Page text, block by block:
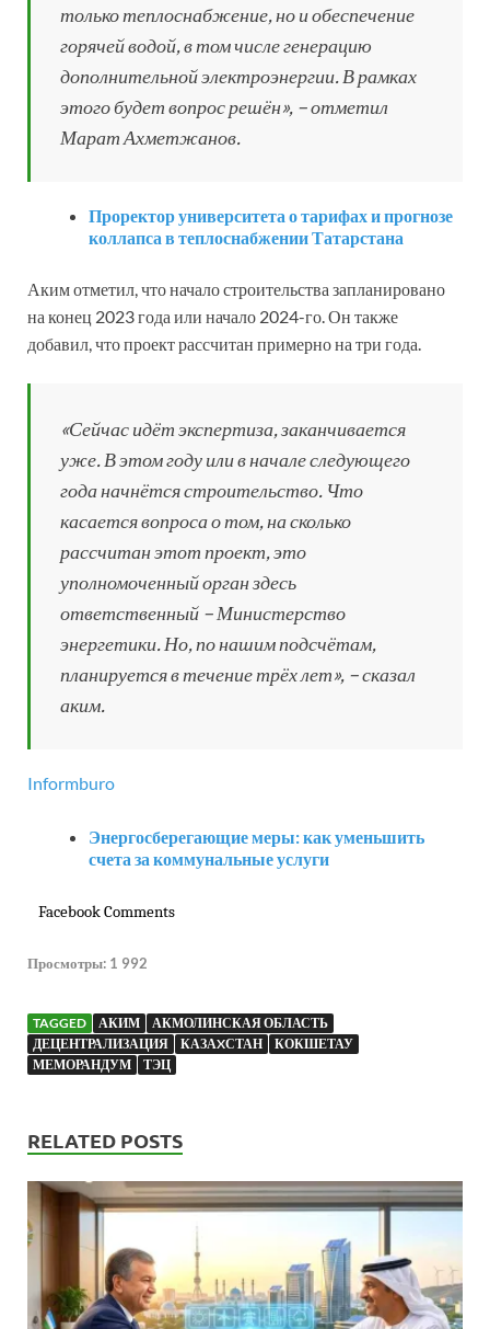
только теплоснабжение, но и обеспечение
горячей водой, в том числе генерацию
дополнительной электроэнергии. В рамках
этого будет вопрос решён», – отметил
Марат Ахметжанов.
Проректор университета о тарифах и прогнозе
коллапса в теплоснабжении Татарстана
Аким отметил, что начало строительства запланировано
на конец 2023 года или начало 2024-го. Он также
добавил, что проект рассчитан примерно на три года.
«Сейчас идёт экспертиза, заканчивается
уже. В этом году или в начале следующего
года начнётся строительство. Что
касается вопроса о том, на сколько
рассчитан этот проект, это
уполномоченный орган здесь
ответственный – Министерство
энергетики. Но, по нашим подсчётам,
планируется в течение трёх лет», – сказал
аким.
Informburo
Энергосберегающие меры: как уменьшить
счета за коммунальные услуги
Facebook Comments
Просмотры: 1 992
TAGGED АКИМ
АКМОЛИНСКАЯ ОБЛАСТЬ
ДЕЦЕНТРАЛИЗАЦИЯ
КАЗАXСТАН
КОКШЕТАУ
МЕМОРАНДУМ
ТЭЦ
RELATED POSTS